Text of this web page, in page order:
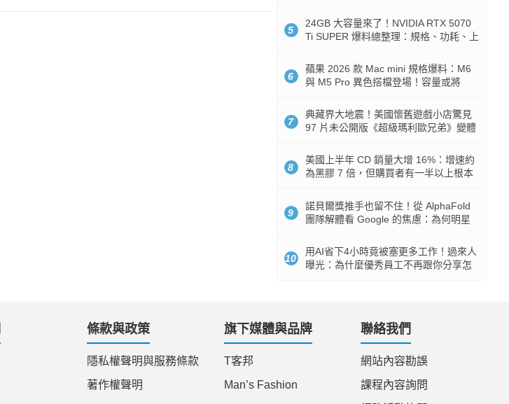
5
24GB 大容量來了！NVIDIA RTX 5070
Ti SUPER 爆料總整理：規格、功耗、上
6
蘋果 2026 款 Mac mini 規格爆料：M6
與 M5 Pro 異色搭檔登場！容量或將
7
典藏界大地震！美國懷舊遊戲小店驚見
97 片未公開版《超級瑪利歐兄弟》變體
8
美國上半年 CD 銷量大增 16%：增速約
為黑膠 7 倍，但購買者有一半以上根本
9
諾貝爾獎推手也留不住！從 AlphaFold
團隊解體看 Google 的焦慮：為何明星
10
用AI省下4小時竟被塞更多工作！過來人
曝光：為什麼優秀員工不再跟你分享怎
條款與政策
隱私權聲明與服務條款
著作權聲明
旗下媒體與品牌
T客邦
Man’s Fashion
聯絡我們
網站內容勘誤
課程內容詢問